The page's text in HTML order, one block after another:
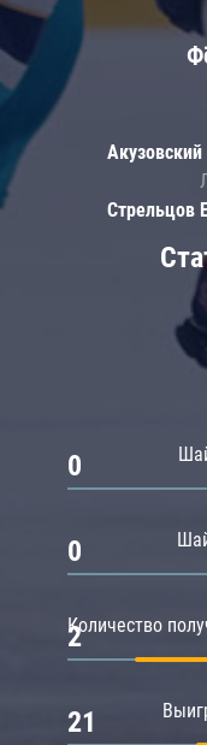
0
0
Количество
2
21
Стрельцов